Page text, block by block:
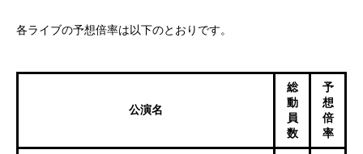
各ライブの予想倍率は以下のとおりです。
公演名
総
動
員
数
予
想
倍
率